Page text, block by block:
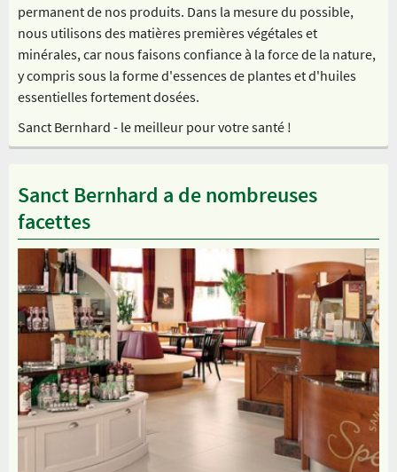
permanent de nos produits. Dans la mesure du possible,
nous utilisons des matières premières végétales et
minérales, car nous faisons confiance à la force de la nature,
y compris sous la forme d'essences de plantes et d'huiles
essentielles fortement dosées.
Sanct Bernhard - le meilleur pour votre santé !
Sanct Bernhard a de nombreuses
facettes